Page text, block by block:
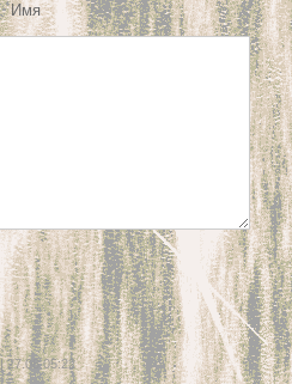
Имя
| 27.08 05:22